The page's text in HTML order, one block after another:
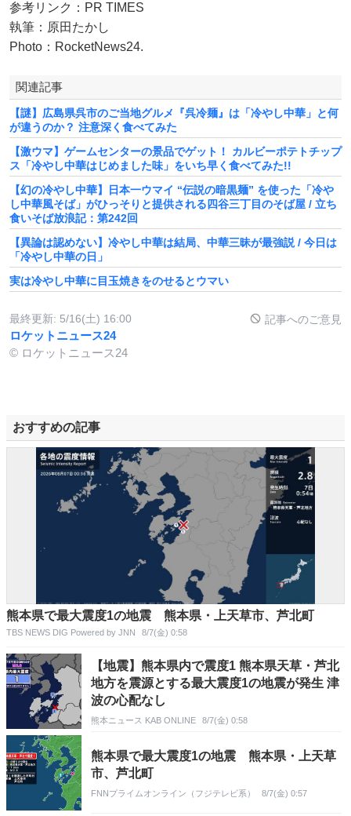
参考リンク：PR TIMES
執筆：原田たかし
Photo：RocketNews24.
関連記事
【謎】広島県呉市のご当地グルメ『呉冷麺』は「冷やし中華」と何
が違うのか？ 注意深く食べてみた
【激ウマ】ゲームセンターの景品でゲット！ カルビーポテトチップ
ス「冷やし中華はじめました味」をいち早く食べてみた!!
【幻の冷やし中華】日本一ウマイ “伝説の暗黒麺” を使った「冷や
し中華風そば」がひっそりと提供される四谷三丁目のそば屋 / 立ち
食いそば放浪記：第242回
【異論は認めない】冷やし中華は結局、中華三昧が最強説 / 今日は
「冷やし中華の日」
実は冷やし中華に目玉焼きをのせるとウマい
最終更新: 5/16(土) 16:00 記事へのご意見
ロケットニュース24
© ロケットニュース24
おすすめの記事
熊本県で最大震度1の地震 熊本県・上天草市、芦北町
TBS NEWS DIG Powered by JNN 8/7(金) 0:58
【地震】熊本県内で震度1 熊本県天草・芦北
地方を震源とする最大震度1の地震が発生 津
波の心配なし
熊本ニュース KAB ONLINE 8/7(金) 0:58
熊本県で最大震度1の地震 熊本県・上天草
市、芦北町
FNNプライムオンライン（フジテレビ系） 8/7(金) 0:57